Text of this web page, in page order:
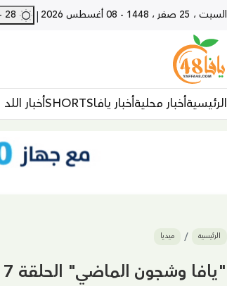
السبت ، 25 صفر ، 1448 - 08 أغسطس 2026 |
الرئيسيةأخبار محليةأخبار يافاSHORTSأخبار
الرئيسية ميديا
"يافا وشجون الماضي" الحلقة 7 - جولة في البلدة القديمة